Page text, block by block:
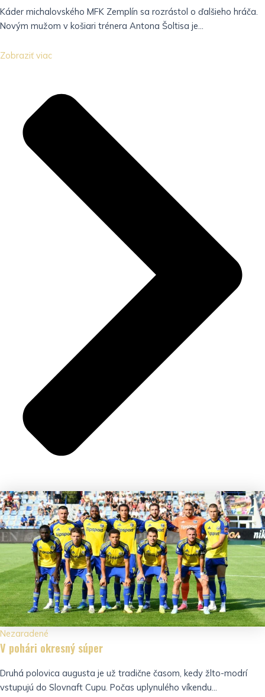
Káder michalovského MFK Zemplín sa rozrástol o ďalšieho hráča.
Novým mužom v košiari trénera Antona Šoltisa je...
Zobraziť viac
Nezaradené
V pohári okresný súper
Druhá polovica augusta je už tradične časom, kedy žlto-modrí
vstupujú do Slovnaft Cupu. Počas uplynulého víkendu...